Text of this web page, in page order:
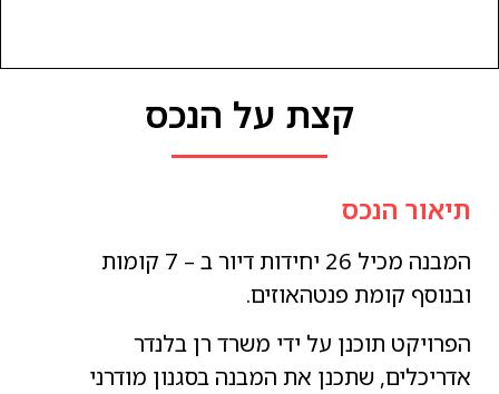
קצת על הנכס
תיאור הנכס
המבנה מכיל 26 יחידות דיור ב – 7 קומות
ובנוסף קומת פנטהאוזים.
הפרויקט תוכנן על ידי משרד רן בלנדר
אדריכלים, שתכנן את המבנה בסגנון מודרני